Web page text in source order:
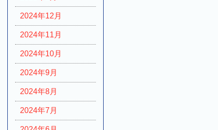
2024年12月
2024年11月
2024年10月
2024年9月
2024年8月
2024年7月